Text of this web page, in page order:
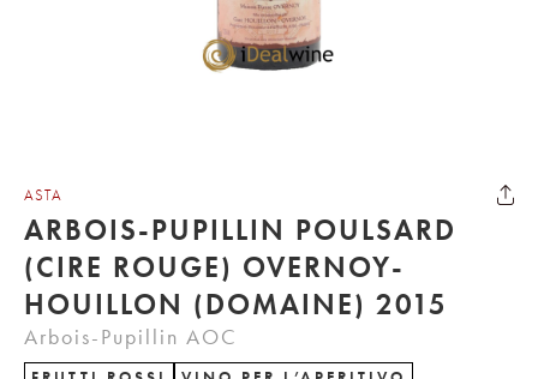
ASTA
ARBOIS-PUPILLIN POULSARD
(CIRE ROUGE) OVERNOY-
HOUILLON (DOMAINE) 2015
Arbois-Pupillin AOC